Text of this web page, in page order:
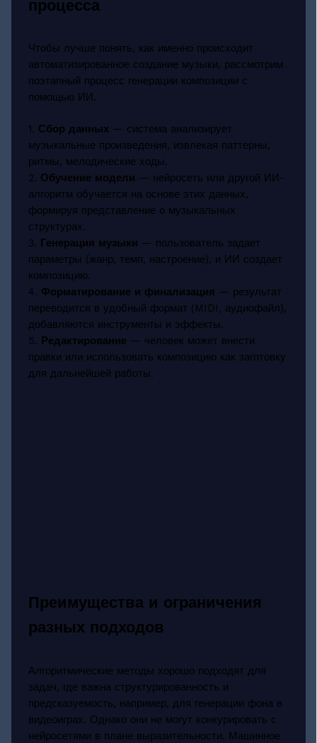
процесса
Чтобы лучше понять, как именно происходит
автоматизированное создание музыки, рассмотрим
поэтапный процесс генерации композиции с
помощью ИИ.
1. Сбор данных— система анализирует
музыкальные произведения, извлекая паттерны,
ритмы, мелодические ходы.
2. Обучение модели — нейросеть или другой ИИ-
алгоритм обучается на основе этих данных,
формируя представление о музыкальных
структурах.
3. Генерация музыки — пользователь задает
параметры (жанр, темп, настроение), и ИИ создает
композицию.
4. Форматирование и финализация — результат
переводится в удобный формат (MIDI, аудиофайл),
добавляются инструменты и эффекты.
5. Редактирование— человек может внести
правки или использовать композицию как заготовку
для дальнейшей работы.
Преимущества и ограничения
разных подходов
Алгоритмические методы хорошо подходят для
задач, где важна структурированность и
предсказуемость, например, для генерации фона в
видеоиграх. Однако они не могут конкурировать с
нейросетями в плане выразительности. Машинное